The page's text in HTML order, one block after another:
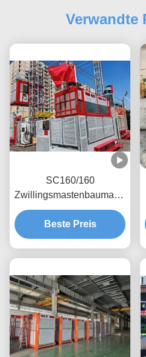
Verwandte
SC160/160
30 Fahrgastheber
Beste Preis